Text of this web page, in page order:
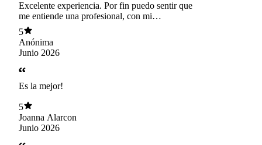
Excelente experiencia. Por fin puedo sentir que
me entiende una profesional, con mi
neurodivergencia.
5
Anónima
Junio 2026
Es la mejor!
5
Joanna Alarcon
Junio 2026